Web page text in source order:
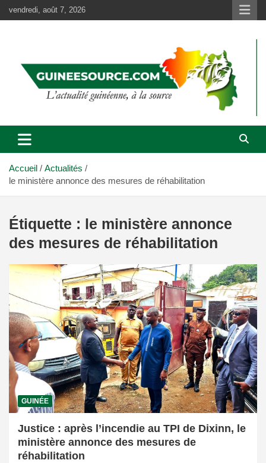
au
vendredi, août 7, 2026
Accueil
Actualités
le ministère annonce des mesures de réhabilitation
Étiquette : le ministère annonce
des mesures de réhabilitation
GUINÉE
Justice : après l’incendie au TPI de Dixinn, le
ministère annonce des mesures de
réhabilitation